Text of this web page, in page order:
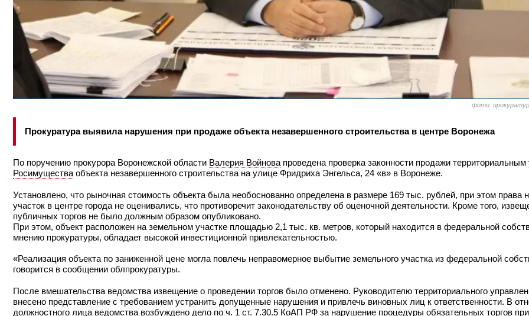
фото:
Прокуратура выявила нарушения при продаже объекта незавершенного строительства в центре Воронежа
По поручению прокурора Воронежской области Валерия Войнова проведена проверка законности продажи
Росимущества объекта незавершенного строительства на улице Фридриха Энгельса, 24 «в» в Воронеже.
Установлено, что рыночная стоимость объекта была необоснованно определена в размере 169 тыс. рублей, при этом права
участок в центре города не оценивались, что противоречит законодательству об оценочной деятельности. Кроме того,
публичных торгов не было должным образом опубликовано.
При этом, объект расположен на земельном участке площадью 2,1 тыс. кв. метров, который находится в федеральной
мнению прокуратуры, обладает высокой инвестиционной привлекательностью.
«Реализация объекта по заниженной цене могла повлечь неправомерное выбытие земельного участка из федеральной
говорится в сообщении облпрокуратуры.
После вмешательства ведомства извещение о проведении торгов было отменено. Руководителю территориального
внесено представление с требованием устранить допущенные нарушения и привлечь виновных лиц к ответственности. В
должностного лица ведомства возбуждено дело по ч. 1 ст. 7.30.5 КоАП РФ за нарушение процедуры обязательных торгов